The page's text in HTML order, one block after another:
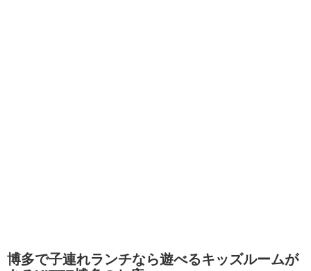
博多で子連れランチなら遊べるキッズルームが